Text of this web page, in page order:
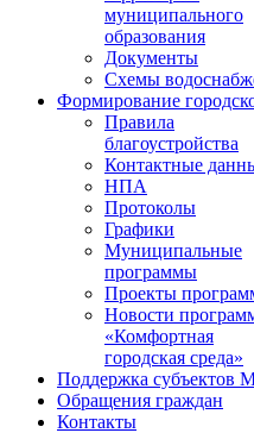
муниципального
образования
Документы
Схемы
Формирование
Правила
благоустройства
Контактные
НПА
Протоколы
Графики
Муниципальные
программы
Проекты
Новости
«Комфортная
городская среда»
Поддержка субъектов
Обращения граждан
Контакты